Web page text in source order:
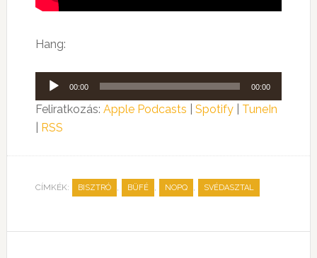
Hang:
Audió
lejátszó
00:00 00:00
Feliratkozás: Apple Podcasts Spotify| TuneIn
RSS
CÍMKÉK: BISZTRÓ , BÜFÉ , NOPQ , SVÉDASZTAL